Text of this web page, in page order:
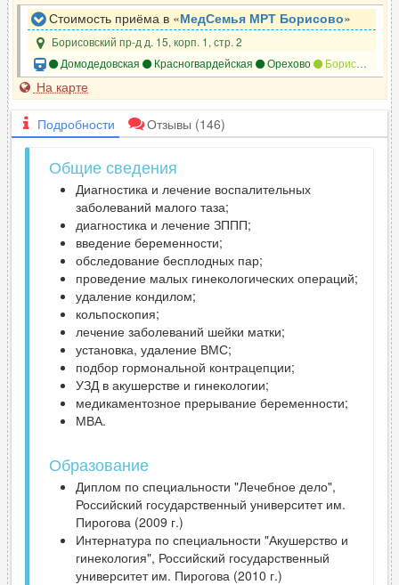
Стоимость приёма в «МедСемья МРТ Борисово»
Борисовский пр-д д. 15, корп. 1, стр. 2
Домодедовская
Красногвардейская Орехово Борисово
На карте
Подробности Отзывы (146)
Общие сведения
Диагностика и лечение воспалительных
заболеваний малого таза;
диагностика и лечение ЗППП;
введение беременности;
обследование бесплодных пар;
проведение малых гинекологических операций;
удаление кондилом;
кольпоскопия;
лечение заболеваний шейки матки;
установка, удаление ВМС;
подбор гормональной контрацепции;
УЗД в акушерстве и гинекологии;
медикаментозное прерывание беременности;
МВА.
Образование
Диплом по специальности "Лечебное дело",
Российский государственный университет им.
Пирогова (2009 г.)
Интернатура по специальности "Акушерство и
гинекология", Российский государственный
университет им. Пирогова (2010 г.)